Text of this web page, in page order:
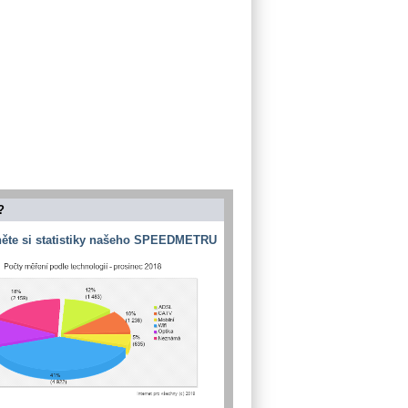
si statistiky našeho SPEEDMETRU